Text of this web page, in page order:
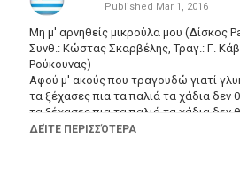
Published Mar 1, 2016
Μη μ' αρνηθείς μικρούλα μου (Δίσκος
Συνθ.: Κώστας Σκαρβέλης, Τραγ.: Γ.
Ρούκουνας)
Αφού μ' ακούς που τραγουδώ γιατί
τα ξέχασες πια τα παλιά τα χάδια δεν
τα ξέχασες πια τα παλιά τα χάδια δεν
αφού μ' ακούς που τραγουδώ γιατί
ΔΕΊΤΕ ΠΕΡΙΣΣΌΤΕΡΑ